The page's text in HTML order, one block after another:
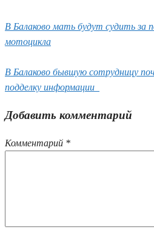
В Балаково мать будут судить за
мотоцикла
В Балаково бывшую сотрудницу
подделку информации
Добавить комментарий
Комментарий *